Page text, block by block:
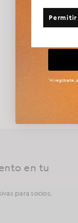
Arun Rose
de la
en tu
para socios,
*Al registrarte,